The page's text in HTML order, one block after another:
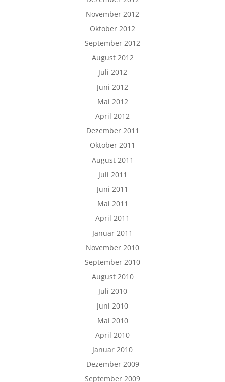
November 2012
Oktober 2012
September 2012
August 2012
Juli 2012
Juni 2012
Mai 2012
April 2012
Dezember 2011
Oktober 2011
August 2011
Juli 2011
Juni 2011
Mai 2011
April 2011
Januar 2011
November 2010
September 2010
August 2010
Juli 2010
Juni 2010
Mai 2010
April 2010
Januar 2010
Dezember 2009
September 2009